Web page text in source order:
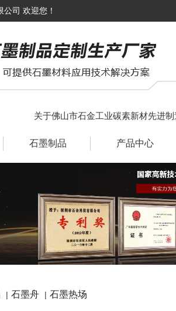
司 欢迎您！
关于佛山市石金工业碳素新材先进
石墨制品 产品中心
| 石墨舟 | 石墨热场